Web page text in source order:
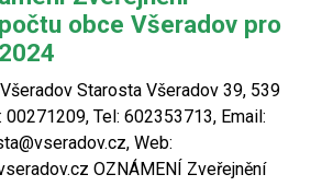
obce Všeradov pro
Starosta Všeradov 39, 539
00271209, Tel: 602353713, Email:
Web:
OZNÁMENÍ Zveřejnění